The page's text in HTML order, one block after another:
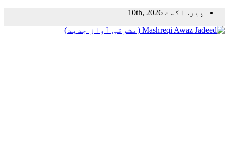
Skip
content
پیر. اگست 10th, 2026